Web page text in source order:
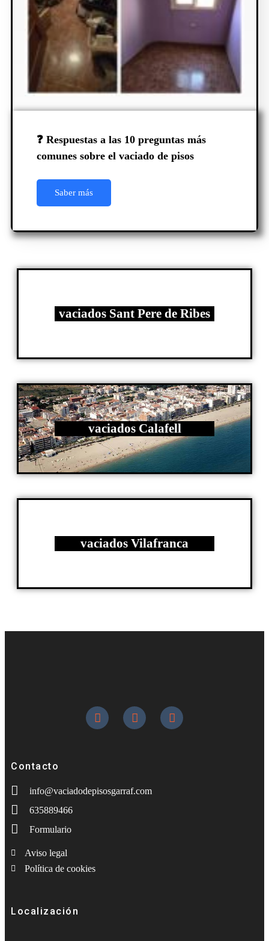
❓ Respuestas a las 10 preguntas más
comunes sobre el vaciado de pisos
Saber más
vaciados Sant Pere de Ribes
vaciados Calafell
vaciados Vilafranca
Contacto
info@vaciadodepisosgarraf.com
635889466
Formulario
Aviso legal
Política de cookies
Localización